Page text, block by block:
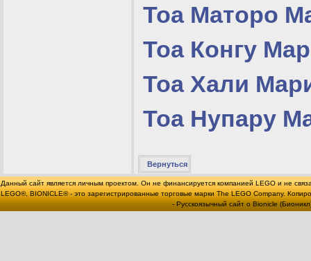
Тоа Маторо
Тоа Конгу
Тоа Хали
Тоа Нупару
Вернуться
Данный сайт является личным проектом. Он не финансируется компанией LEGO и не
LEGO®, BIONICLE® - это зарегистрированные торговые марки The LEGO Company.
- Русскоязычный сайт о Bionicle